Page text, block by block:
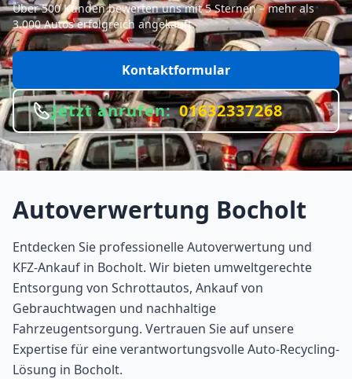
Über 500 Kunden bewerten uns mit 5 Sternen – mehr als
3.000 Autos erfolgreich angekauft.
Kontaktformular
Jetzt anrufen: 01632337268
Autoverwertung Bocholt
Entdecken Sie professionelle Autoverwertung und
KFZ-Ankauf in Bocholt. Wir bieten umweltgerechte
Entsorgung von Schrottautos, Ankauf von
Gebrauchtwagen und nachhaltige
Fahrzeugentsorgung. Vertrauen Sie auf unsere
Expertise für eine verantwortungsvolle Auto-Recycling-
Lösung in Bocholt.